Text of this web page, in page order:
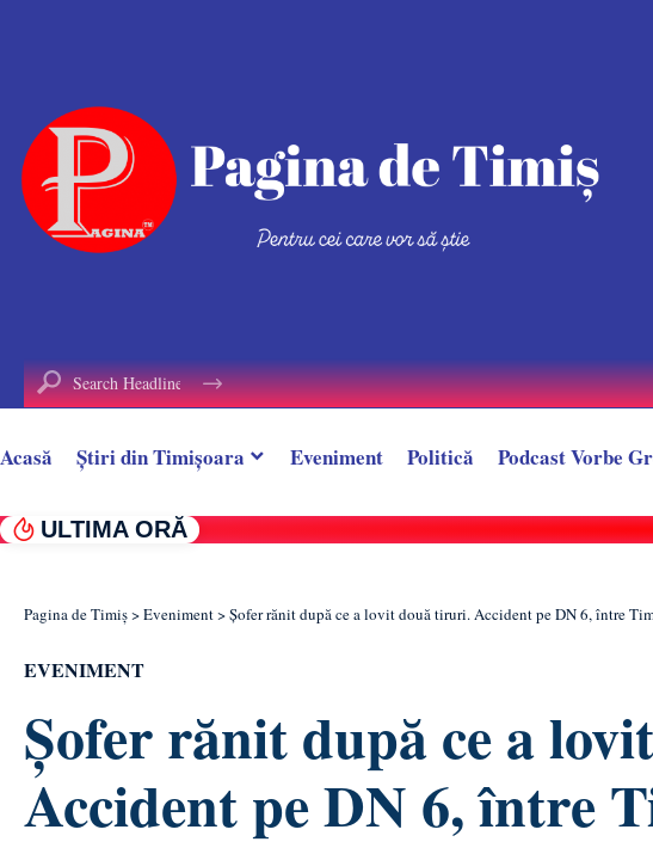
Acasă Știri din Timișoara Eveniment Politică Podcast Vorbe
ULTIMA ORĂ „Delta Banatului” aproape a dispărut din cauza secetei.
Pagina de Timiș>Eveniment>Șofer rănit după ce a lovit două tiruri. Accident pe DN 6, între
EVENIMENT
Șofer rănit după ce a
Accident pe DN 6, între